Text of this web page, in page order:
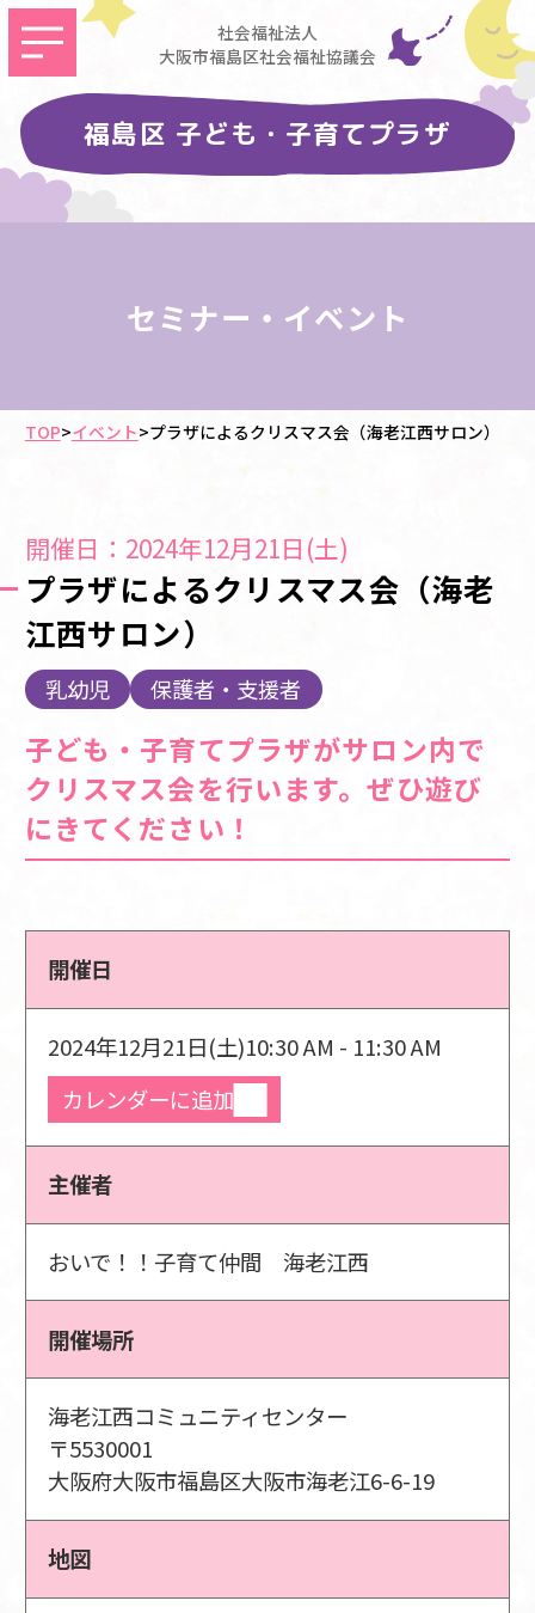
社会福祉法人
大阪市福島区社会福祉協議会
福島区 子ども・子育てプラザ
セミナー・イベント
TOP>イベント>プラザによるクリスマス会（海老江西サロン）
開催日：2024年12月21日(土)
プラザによるクリスマス会（海老
江西サロン）
乳幼児 保護者・支援者
子ども・子育てプラザがサロン内で
クリスマス会を行います。ぜひ遊び
にきてください！
開催日
2024年12月21日(土)10:30 AM - 11:30 AM
カレンダーに追加
主催者
おいで！！子育て仲間 海老江西
開催場所
海老江西コミュニティセンター
〒5530001
大阪府大阪市福島区大阪市海老江6-6-19
地図